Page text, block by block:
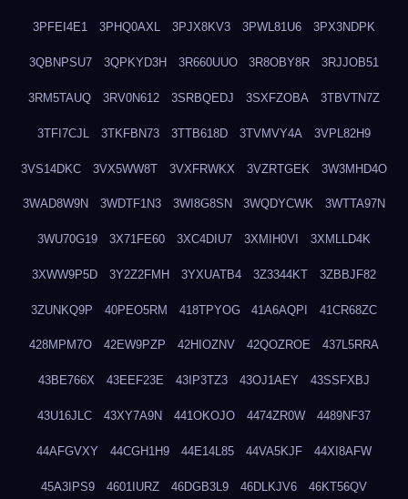
3PFEI4E1 3PHQ0AXL 3PJX8KV3 3PWL81U6 3PX3NDPK
3QBNPSU7 3QPKYD3H 3R660UUO 3R8OBY8R 3RJJOB51
3RM5TAUQ 3RV0N612 3SRBQEDJ 3SXFZOBA 3TBVTN7Z
3TFI7CJL 3TKFBN73 3TTB618D 3TVMVY4A 3VPL82H9
3VS14DKC 3VX5WW8T 3VXFRWKX 3VZRTGEK 3W3MHD4O
3WAD8W9N 3WDTF1N3 3WI8G8SN 3WQDYCWK 3WTTA97N
3WU70G19 3X71FE60 3XC4DIU7 3XMIH0VI 3XMLLD4K
3XWW9P5D 3Y2Z2FMH 3YXUATB4 3Z3344KT 3ZBBJF82
3ZUNKQ9P 40PEO5RM 418TPYOG 41A6AQPI 41CR68ZC
428MPM7O 42EW9PZP 42HIOZNV 42QOZROE 437L5RRA
43BE766X 43EEF23E 43IP3TZ3 43OJ1AEY 43SSFXBJ
43U16JLC 43XY7A9N 441OKOJO 4474ZR0W 4489NF37
44AFGVXY 44CGH1H9 44E14L85 44VA5KJF 44XI8AFW
45A3IPS9 4601IURZ 46DGB3L9 46DLKJV6 46KT56QV